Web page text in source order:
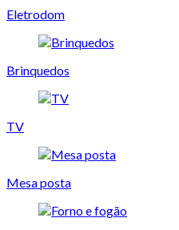
Eletrodom
Brinquedos
TV
Mesa posta